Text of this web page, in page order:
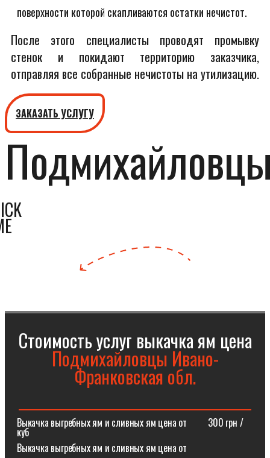
поверхности которой скапливаются остатки нечистот.
После этого специалисты проводят промывку
стенок и покидают территорию заказчика,
отправляя все собранные нечистоты на утилизацию.
ЗАКАЗАТЬ УСЛУГУ
Стоимость услуг выкачка ям цена
Подмихайловцы Ивано-
Франковская обл.
Выкачка выгребных ям и сливных ям цена от⠀⠀⠀300 грн /
куб
Выкачка выгребных ям и сливных ям цена от